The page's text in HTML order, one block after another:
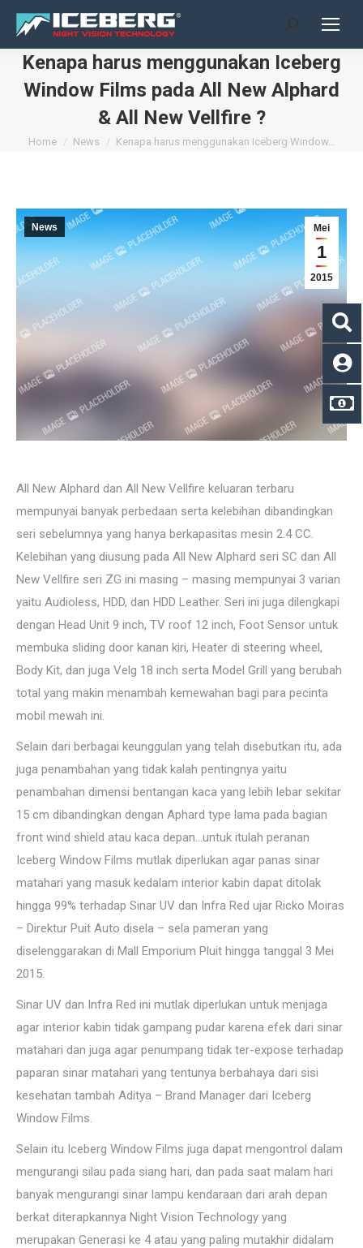
Search:
Kenapa harus menggunakan Iceberg
Window Films pada All New Alphard
& All New Vellfire ?
You are here:
Home News Kenapa harus menggunakan Iceberg Window…
Mei
1
2015
News
All New Alphard dan All New Vellfire keluaran terbaru
mempunyai banyak perbedaan serta kelebihan dibandingkan
seri sebelumnya yang hanya berkapasitas mesin 2.4 CC.
Kelebihan yang diusung pada All New Alphard seri SC dan All
New Vellfire seri ZG ini masing – masing mempunyai 3 varian
yaitu Audioless, HDD, dan HDD Leather. Seri ini juga dilengkapi
dengan Head Unit 9 inch, TV roof 12 inch, Foot Sensor untuk
membuka sliding door kanan kiri, Heater di steering wheel,
Body Kit, dan juga Velg 18 inch serta Model Grill yang berubah
total yang makin menambah kemewahan bagi para pecinta
mobil mewah ini.
Selain dari berbagai keunggulan yang telah disebutkan itu, ada
juga penambahan yang tidak kalah pentingnya yaitu
penambahan dimensi bentangan kaca yang lebih lebar sekitar
15 cm dibandingkan dengan Aphard type lama pada bagian
front wind shield atau kaca depan…untuk itulah peranan
Iceberg Window Films mutlak diperlukan agar panas sinar
matahari yang masuk kedalam interior kabin dapat ditolak
hingga 99% terhadap Sinar UV dan Infra Red ujar Ricko Moiras
– Direktur Puit Auto disela – sela pameran yang
diselenggarakan di Mall Emporium Pluit hingga tanggal 3 Mei
2015.
Sinar UV dan Infra Red ini mutlak diperlukan untuk menjaga
agar interior kabin tidak gampang pudar karena efek dari sinar
matahari dan juga agar penumpang tidak ter-expose terhadap
paparan sinar matahari yang tentunya berbahaya dari sisi
kesehatan tambah Aditya – Brand Manager dari Iceberg
Window Films.
Selain itu Iceberg Window Films juga dapat mengontrol dalam
mengurangi silau pada siang hari, dan pada saat malam hari
banyak mengurangi sinar lampu kendaraan dari arah depan
berkat diterapkannya Night Vision Technology yang
merupakan Generasi ke 4 atau yang paling mutakhir didalam